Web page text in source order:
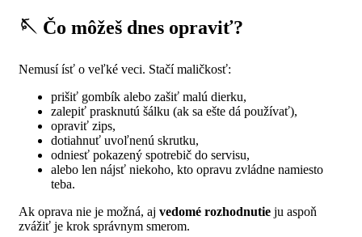
🪡 Čo môžeš dnes opraviť?
Nemusí ísť o veľké veci. Stačí maličkosť:
prišiť gombík alebo zašiť malú dierku,
zalepiť prasknutú šálku (ak sa ešte dá používať),
opraviť zips,
dotiahnuť uvoľnenú skrutku,
odniesť pokazený spotrebič do servisu,
alebo len nájsť niekoho, kto opravu zvládne namiesto
teba.
Ak oprava nie je možná, aj vedomé rozhodnutie ju aspoň
zvážiť je krok správnym smerom.